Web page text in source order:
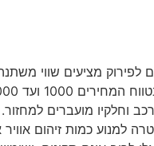
לפירוק מציעים שווי
וחלקיו מועברים
למנוע כמות זיהום